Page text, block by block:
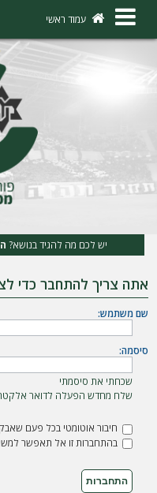
×
ו
ר
ש
ה
עמוד ראשי
יש לכם מה להגיד בנושא?
אתה צריך להתחבר כדי
שם משתמש:
סיסמה:
שכחתי את סיסמתי
שלח מחדש הפעלה לדואר
חיבור אוטומטי בכל פעם
בהתחברות זו אל תאפשר